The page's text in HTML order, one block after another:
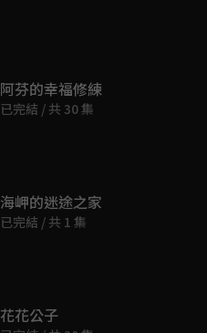
阿芬的幸福修練
已完結 / 共 30 集
海岬的迷途之家
已完結 / 共 1 集
花花公子